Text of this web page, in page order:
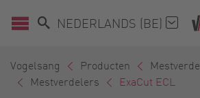
NEDERLANDS (BE)
Vogelsang Producten
Mestverdelers
ExaCut ECL